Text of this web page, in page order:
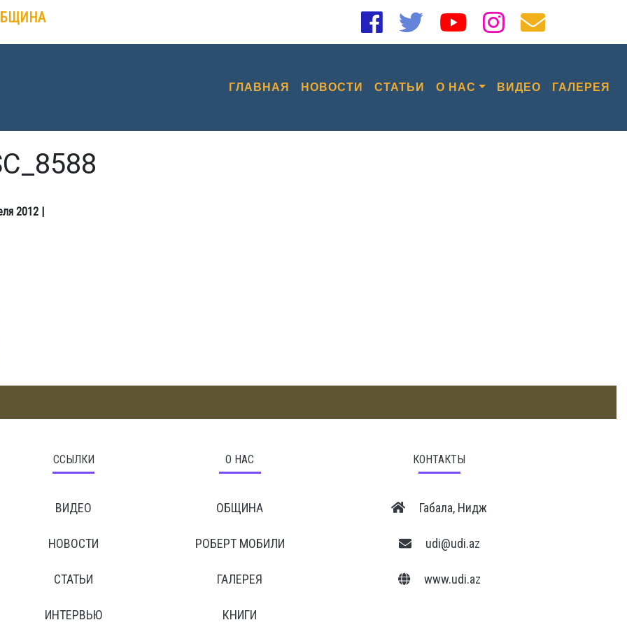
ГЛАВНАЯ НОВОСТИ СТАТЬИ О НАС ВИДЕО ГАЛЕРЕЯ
2012 |
ССЫЛКИ
ВИДЕО
НОВОСТИ
СТАТЬИ
ИНТЕРВЬЮ
О НАС
ОБЩИНА
РОБЕРТ МОБИЛИ
ГАЛЕРЕЯ
КНИГИ
КОНТАКТЫ
Габала, Нидж
udi@udi.az
www.udi.az